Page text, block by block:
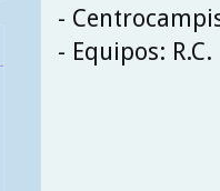
-
- Equipos: